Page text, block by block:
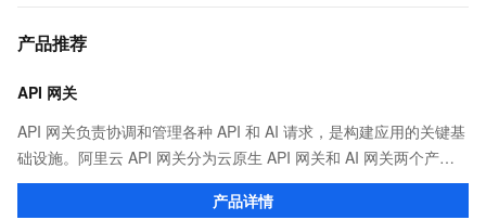
产品推荐
API 网关
API 网关负责协调和管理各种 API 和 AI 请求，是构建应用的关键基
础设施。阿里云 API 网关分为云原生 API 网关和 AI 网关两个产
品。
产品详情